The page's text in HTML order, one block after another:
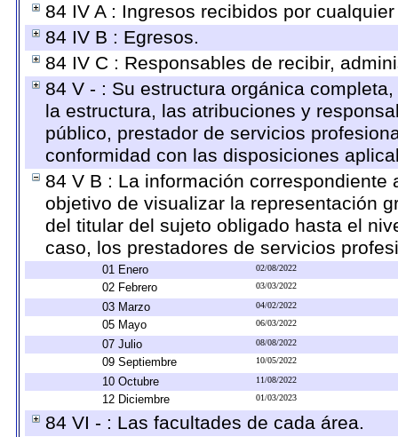
84 IV A : Ingresos recibidos por
84 IV B : Egresos.
84 IV C : Responsables de recibir,
84 V - : Su estructura orgánica
la estructura, las atribuciones y
público, prestador de servicios
conformidad con las disposiciones
84 V B : La información
objetivo de visualizar la representación
del titular del sujeto obligado hasta el
caso, los prestadores de servicios
01 Enero 02/08/2022
02 Febrero 03/03/2022
03 Marzo 04/02/2022
05 Mayo 06/03/2022
07 Julio 08/08/2022
09 Septiembre 10/05/2022
10 Octubre 11/08/2022
12 Diciembre 01/03/2023
84 VI - : Las facultades de cada área.